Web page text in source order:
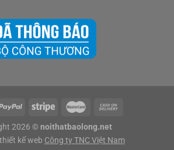
2026 © noithatbaolong.net
kế web Công ty TNC Việt Nam